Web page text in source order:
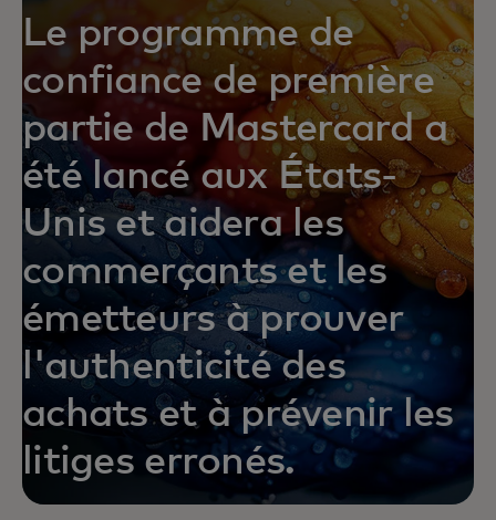
Le programme de
confiance de première
partie de Mastercard a
été lancé aux États-
Unis et aidera les
commerçants et les
émetteurs à prouver
l'authenticité des
achats et à prévenir les
litiges erronés.